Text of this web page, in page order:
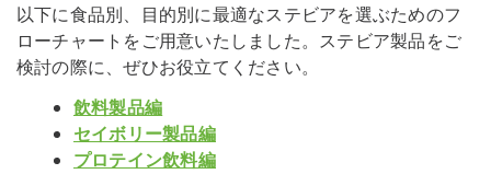
以下に食品別、目的別に最適なステビアを選ぶためのフ
ローチャートをご用意いたしました。ステビア製品をご
検討の際に、ぜひお役立てください。
飲料製品編
セイボリー製品編
プロテイン飲料編